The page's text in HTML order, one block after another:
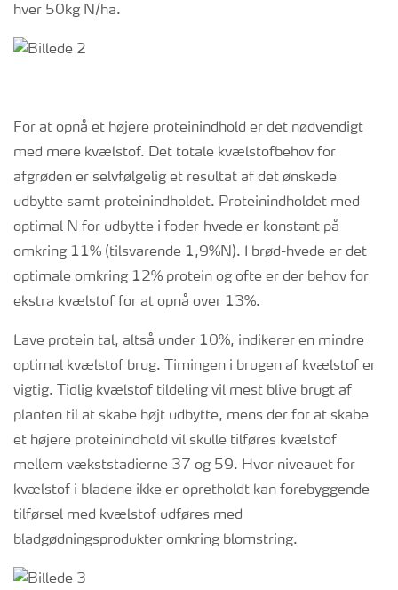
hver 50kg N/ha.
For at opnå et højere proteinindhold er det nødvendigt
med mere kvælstof. Det totale kvælstofbehov for
afgrøden er selvfølgelig et resultat af det ønskede
udbytte samt proteinindholdet. Proteinindholdet med
optimal N for udbytte i foder-hvede er konstant på
omkring 11% (tilsvarende 1,9%N). I brød-hvede er det
optimale omkring 12% protein og ofte er der behov for
ekstra kvælstof for at opnå over 13%.
Lave protein tal, altså under 10%, indikerer en mindre
optimal kvælstof brug. Timingen i brugen af kvælstof er
vigtig. Tidlig kvælstof tildeling vil mest blive brugt af
planten til at skabe højt udbytte, mens der for at skabe
et højere proteinindhold vil skulle tilføres kvælstof
mellem vækststadierne 37 og 59. Hvor niveauet for
kvælstof i bladene ikke er opretholdt kan forebyggende
tilførsel med kvælstof udføres med
bladgødningsprodukter omkring blomstring.